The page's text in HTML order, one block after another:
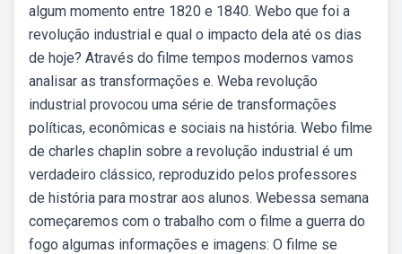
algum momento entre 1820 e 1840. Webo que foi a
revolução industrial e qual o impacto dela até os dias
de hoje? Através do filme tempos modernos vamos
analisar as transformações e. Weba revolução
industrial provocou uma série de transformações
políticas, econômicas e sociais na história. Webo filme
de charles chaplin sobre a revolução industrial é um
verdadeiro clássico, reproduzido pelos professores
de história para mostrar aos alunos. Webessa semana
começaremos com o trabalho com o filme a guerra do
fogo algumas informações e imagens: O filme se